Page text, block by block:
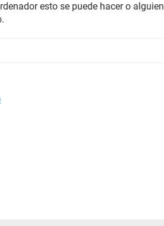
esto se puede hacer o alguien